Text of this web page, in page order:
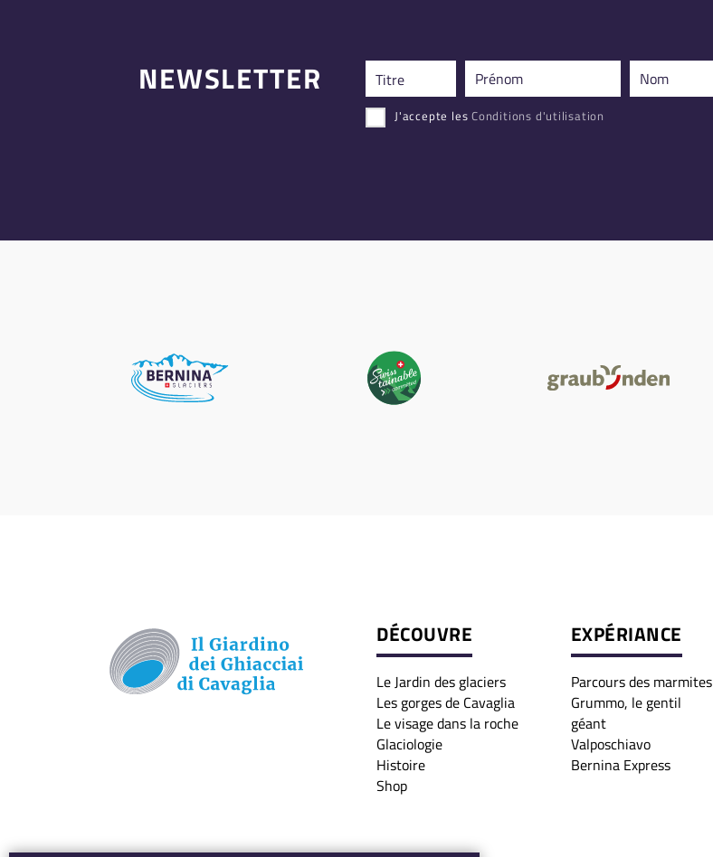
NEWSLETTER
J'accepte lesConditions d'utilisation
DÉCOUVRE
Le Jardin des glaciers
Les gorges de Cavaglia
Le visage dans la roche
Glaciologie
Histoire
Shop
EXPÉRIANCE
Parcours des marmites
Grummo, le gentil
géant
Valposchiavo
Bernina Express